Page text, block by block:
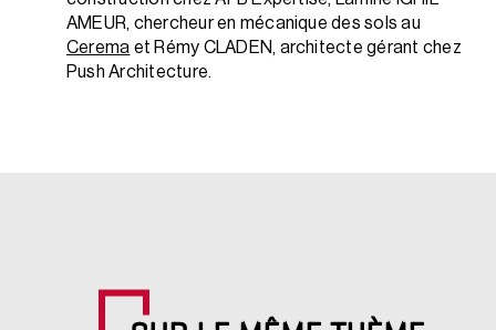
AMEUR, chercheur en mécanique des sols au
Cerema et Rémy CLADEN, architecte gérant chez
Push Architecture.